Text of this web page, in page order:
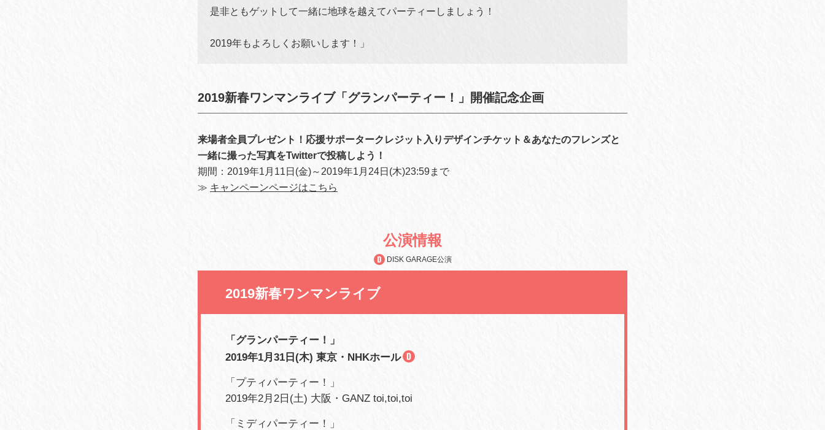
是非ともゲットして一緒に地球を越えてパーティーしましょう！
2019年もよろしくお願いします！」
2019新春ワンマンライブ「グランパーティー！」開催記念企画
来場者全員プレゼント！応援サポータークレジット入りデザインチケット＆あなたのフレンズと
一緒に撮った写真をTwitterで投稿しよう！
期間：2019年1月11日(金)～2019年1月24日(木)23:59まで
≫ キャンペーンページはこちら
公演情報
DISK GARAGE公演
2019新春ワンマンライブ
「グランパーティー！」
2019年1月31日(木) 東京・NHKホール
「プティパーティー！」
2019年2月2日(土) 大阪・GANZ toi,toi,toi
「ミディパーティー！」